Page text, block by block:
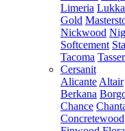
Limeria Lukka
Gold
Nickwood
Softcement
Tacoma
Cersanit
Alicante Altair
Berkana
Chance
Concretewood